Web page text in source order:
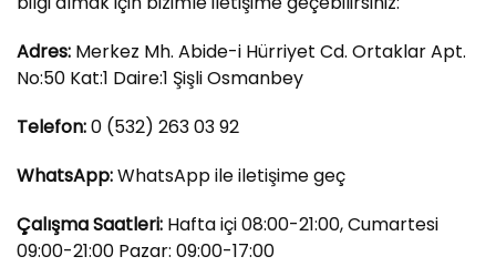
Adres: Merkez Mh. Abide-i Hürriyet Cd. Ortaklar Apt.
No:50 Kat:1 Daire:1 Şişli Osmanbey
Telefon:0 (532) 263 03 92
WhatsApp:WhatsApp ile iletişime geç
Çalışma Saatleri: Hafta içi 08:00-21:00, Cumartesi
09:00-21:00 Pazar: 09:00-17:00